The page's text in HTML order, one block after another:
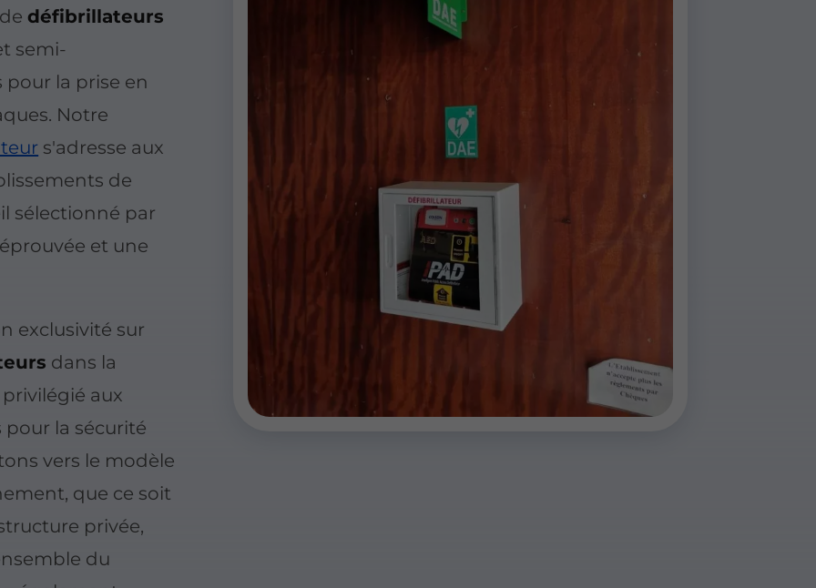
dedéfibrillateurs
semi-
pour la prise en
Notre
s'adresse aux
de
sélectionné par
et une
exclusivité sur
dans la
aux
pour la sécurité
vers le modèle
que ce soit
privée,
du